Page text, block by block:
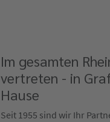
Im gesamten
vertreten - in
Hause
Seit 1955 sind wir Ihr